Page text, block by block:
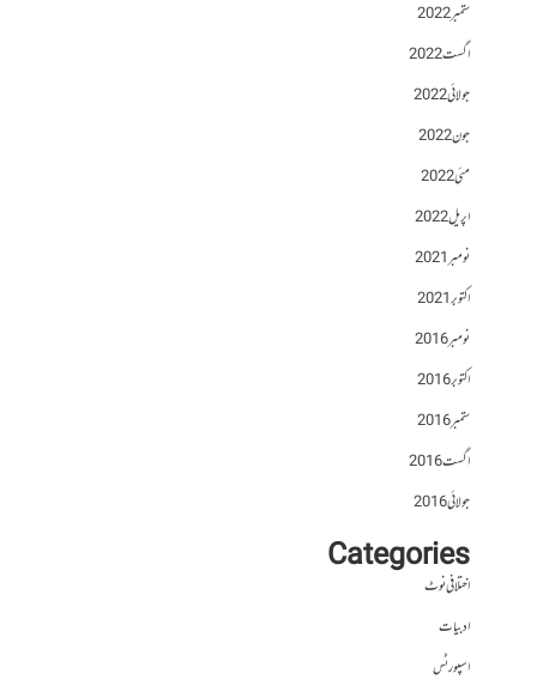
ستمبر 2022
اگست 2022
جولائی 2022
جون 2022
مئی 2022
اپریل 2022
نومبر 2021
اکتوبر 2021
نومبر 2016
اکتوبر 2016
ستمبر 2016
اگست 2016
جولائی 2016
Categories
اختلافی نوٹ
ادبیات
اسپورٹس